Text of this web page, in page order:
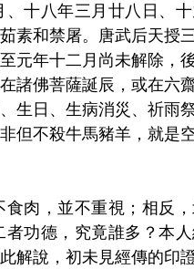
十八年三月廿八日、
素和禁屠。唐武后天授
元年十二月尚未解除，
諸佛菩薩誕辰，或在六
生日、生病消災、祈雨
但不殺牛馬豬羊，就是
肉，並不重視；相反
功德，究竟誰多？本
解說，初未見經傳的印